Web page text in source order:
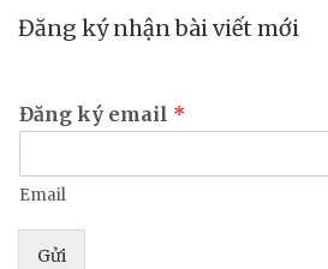
Đăng ký nhận bài viết mới
Đăng ký email *
Email
Gửi